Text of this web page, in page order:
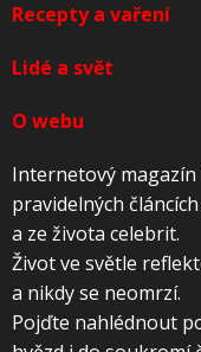
Recepty a vaření
Lidé a svět
O webu
Internetový
pravidelných
a ze života celebrit.
Život ve světle
a nikdy se neomrzí.
Pojďte nahlédnout